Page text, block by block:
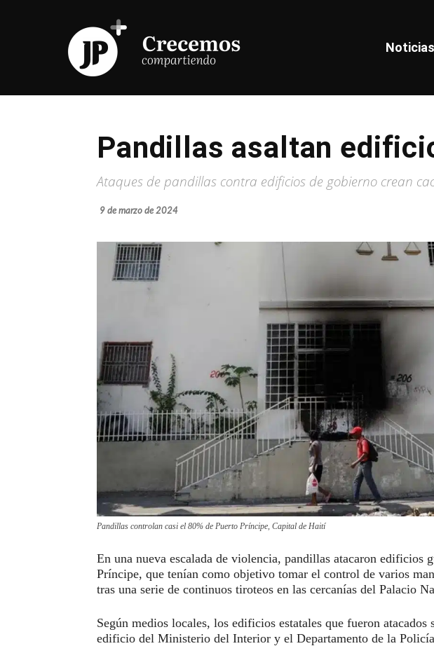
Noticias
Pandillas asaltan
Ataques de pandillas contra edificios de gobierno crean
9 de marzo de 2024
Pandillas controlan casi el 80% de Puerto Príncipe, Capital de Haití
En una nueva escalada de violencia, pandillas atacaron edificios
Príncipe, que tenían como objetivo tomar el control de varios
tras una serie de continuos tiroteos en las cercanías del Palacio
Según medios locales, los edificios estatales que fueron
edificio del Ministerio del Interior y el Departamento de la